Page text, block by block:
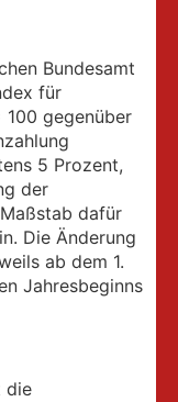
Bundesamt
für
gegenüber
5 Prozent,
der
dafür
Die Änderung
ab dem 1.
Jahresbeginns
die